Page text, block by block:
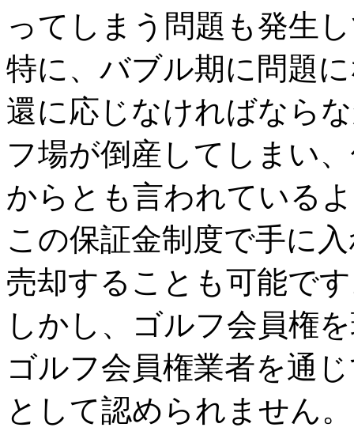
ってしまう問題も発生
特に、バブル期に問題
還に応じなければなら
フ場が倒産してしまい
からとも言われている
この保証金制度で手に
売却することも可能で
しかし、ゴルフ会員権
ゴルフ会員権業者を通
として認められません